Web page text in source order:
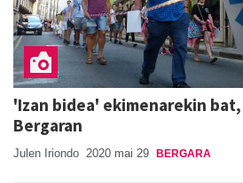
'Izan bidea' ekimenarekin
Bergaran
Julen Iriondo 2020 mai 29 BERGARA